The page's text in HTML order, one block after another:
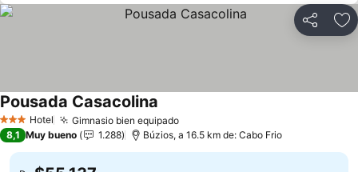
Compartir
3 Estrellas
Hotel Gimnasio bien equipadoVer precios
Pousada Casacolina
8,1 Muy bueno 1.288 Búzios, a 16.5 km de: Cabo Frio